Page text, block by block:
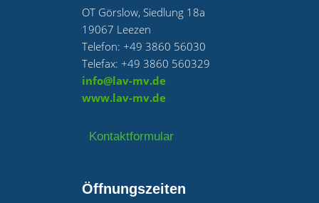
OT Görslow, Siedlung 18a
19067 Leezen
Telefon: +49 3860 56030
Telefax: +49 3860 560329
info@lav-mv.de
www.lav-mv.de
Kontaktformular
Öffnungszeiten